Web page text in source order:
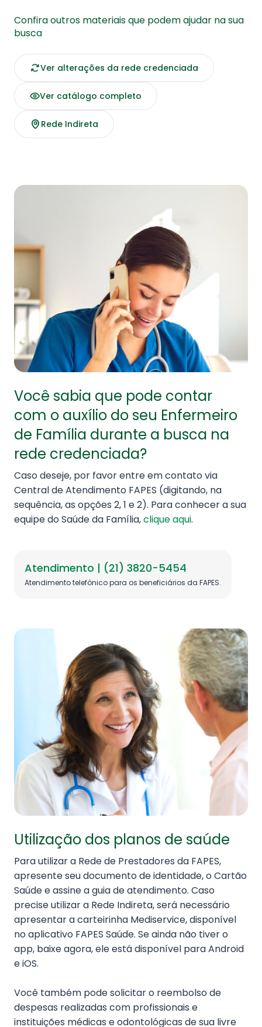
Confira outros materiais que podem ajudar na sua
busca
Ver alterações da rede credenciada
Ver catálogo completo
Rede Indireta
Você sabia que pode contar
com o auxílio do seu Enfermeiro
de Família durante a busca na
rede credenciada?
Caso deseje, por favor entre em contato via
Central de Atendimento FAPES (digitando, na
sequência, as opções 2, 1 e 2). Para conhecer a sua
equipe do Saúde da Família,clique aqui.
Atendimento | (21) 3820-5454
Atendimento telefônico para os beneficiários da FAPES.
Utilização dos planos de saúde
Para utilizar a Rede de Prestadores da FAPES,
apresente seu documento de identidade, o Cartão
Saúde e assine a guia de atendimento. Caso
precise utilizar a Rede Indireta, será necessário
apresentar a carteirinha Mediservice, disponível
no aplicativo FAPES Saúde. Se ainda não tiver o
app, baixe agora, ele está disponível para Android
e iOS.
Você também pode solicitar o reembolso de
despesas realizadas com profissionais e
instituições médicas e odontológicas de sua livre